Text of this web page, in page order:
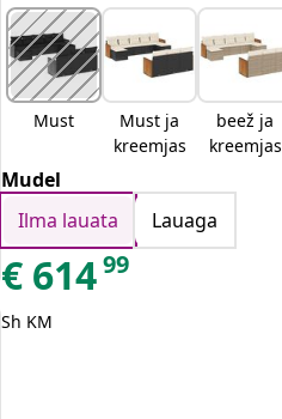
Must
Must ja
kreemjas
beež ja
kreemjas
Mudel
Ilma lauata
Lauaga
€ 61499
Sh KM